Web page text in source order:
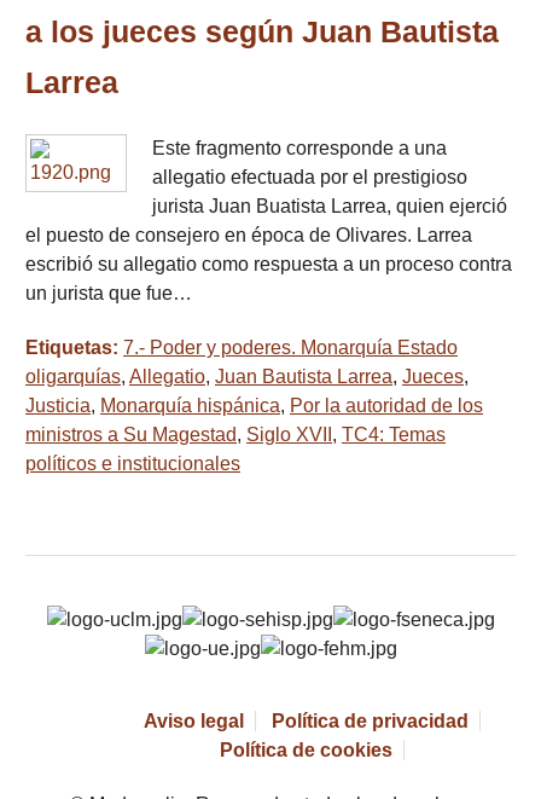
a los jueces según Juan Bautista
Larrea
Este fragmento corresponde a una
allegatio efectuada por el prestigioso
jurista Juan Buatista Larrea, quien ejerció
el puesto de consejero en época de Olivares. Larrea
escribió su allegatio como respuesta a un proceso contra
un jurista que fue…
Etiquetas: 7.- Poder y poderes. Monarquía Estado
oligarquías, Allegatio, Juan Bautista Larrea, Jueces,
Justicia, Monarquía hispánica, Por la autoridad de los
ministros a Su Magestad, Siglo XVII , TC4: Temas
políticos e institucionales
Aviso legal
Política de privacidad
Política de cookies